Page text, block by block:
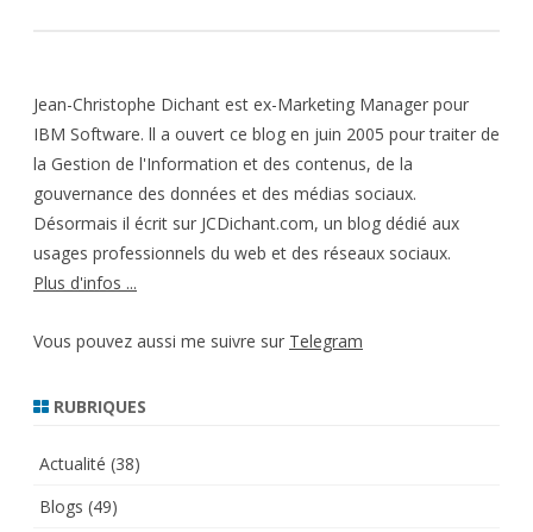
Jean-Christophe Dichant est ex-Marketing Manager pour
IBM Software. ll a ouvert ce blog en juin 2005 pour traiter de
la Gestion de l'Information et des contenus, de la
gouvernance des données et des médias sociaux.
Désormais il écrit sur JCDichant.com, un blog dédié aux
usages professionnels du web et des réseaux sociaux.
Plus d'infos ...
Vous pouvez aussi me suivre sur Telegram
RUBRIQUES
Actualité (38)
Blogs (49)